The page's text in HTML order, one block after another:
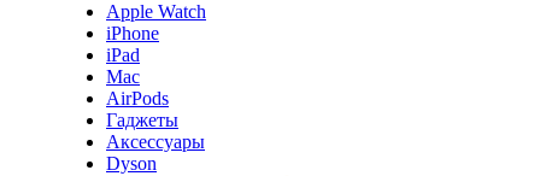
Apple Watch
iPhone
iPad
Mac
AirPods
Гаджеты
Аксессуары
Dyson